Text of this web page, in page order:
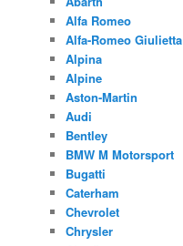
Alfa Romeo
Alfa-Romeo Giulietta
Alpina
Alpine
Aston-Martin
Audi
Bentley
BMW M Motorsport
Bugatti
Caterham
Chevrolet
Chrysler